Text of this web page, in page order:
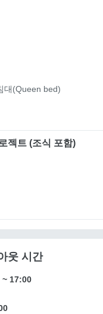
대(Queen bed)
젝트 (조식 포함)
웃 시간
~ 17:00